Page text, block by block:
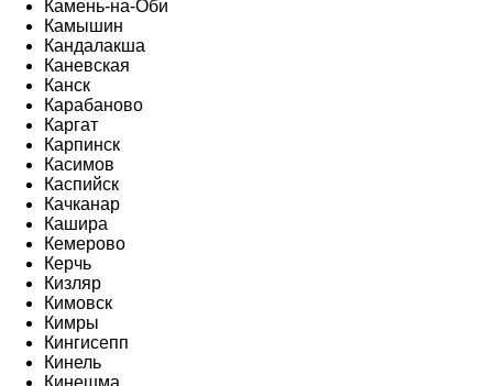
Камень-на-Оби
Камышин
Кандалакша
Каневская
Канск
Карабаново
Каргат
Карпинск
Касимов
Каспийск
Качканар
Кашира
Кемерово
Керчь
Кизляр
Кимовск
Кимры
Кингисепп
Кинель
Кинешма